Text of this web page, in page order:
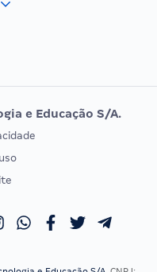
DE ORDEM
OAB
e Educação S/A.